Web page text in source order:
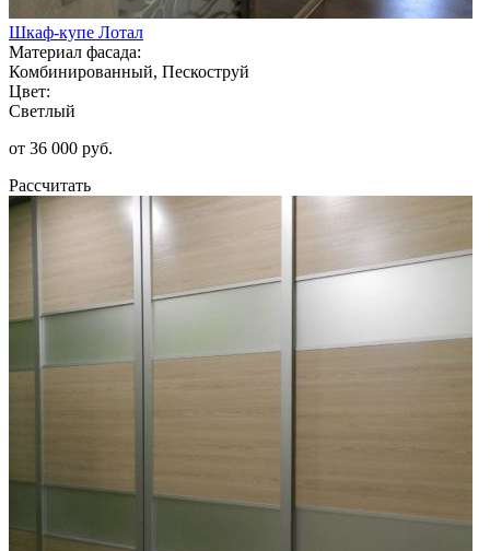
Шкаф-купе Лотал
Материал фасада:
Комбинированный, Пескоструй
Цвет:
Светлый
от 36 000 руб.
Рассчитать